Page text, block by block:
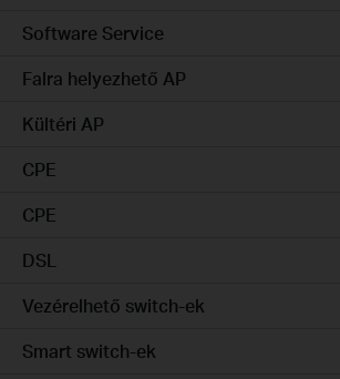
Software Service
Falra helyezhető AP
Kültéri AP
CPE
CPE
DSL
Vezérelhető switch-ek
Smart switch-ek